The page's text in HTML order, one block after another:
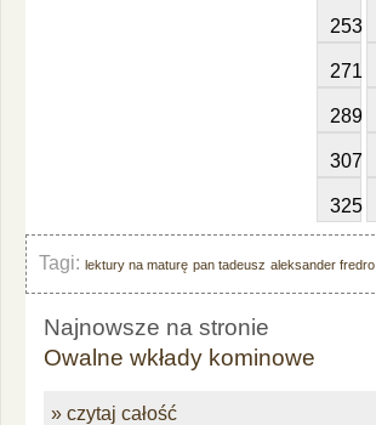
253
271
289
307
325
Tagi: lektury na maturę pan tadeusz aleksander fredro
Najnowsze na stronie
Owalne wkłady kominowe
» czytaj całość